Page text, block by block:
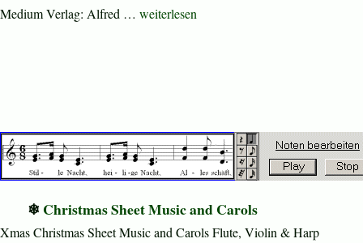
Medium Verlag: Alfred … „The Holly and the Ivy (complete)“
weiterlesen
Christmas Sheet Music and Carols
Xmas Christmas Sheet Music and Carols Flute, Violin & Harp